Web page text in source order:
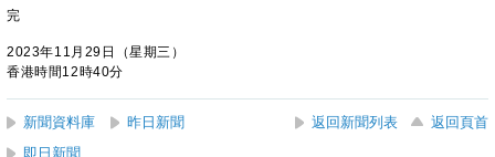
完
2023年11月29日（星期三）
香港時間12時40分
新聞資料庫 昨日新聞 返回新聞列表
返回頁首
即日新聞